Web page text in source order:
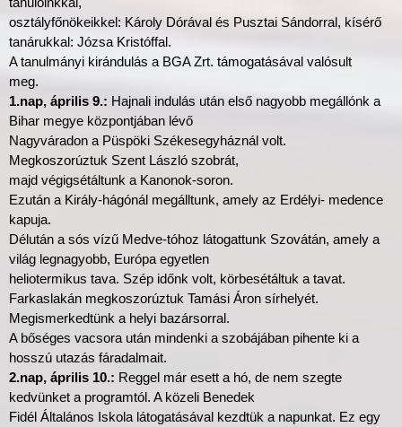
osztályfőnökeikkel: Károly Dórával és Pusztai Sándorral, kísérő
tanárukkal: Józsa Kristóffal.
A tanulmányi kirándulás a BGA Zrt. támogatásával valósult
meg.
1.nap, április 9.: Hajnali indulás után első nagyobb megállónk a
Bihar megye központjában lévő
Nagyváradon a Püspöki Székesegyháznál volt.
Megkoszorúztuk Szent László szobrát,
majd végigsétáltunk a Kanonok-soron.
Ezután a Király-hágónál megálltunk, amely az Erdélyi- medence
kapuja.
Délután a sós vízű Medve-tóhoz látogattunk Szovátán, amely a
világ legnagyobb, Európa egyetlen
heliotermikus tava. Szép időnk volt, körbesétáltuk a tavat.
Farkaslakán megkoszorúztuk Tamási Áron sírhelyét.
Megismerkedtünk a helyi bazársorral.
A bőséges vacsora után mindenki a szobájában pihente ki a
hosszú utazás fáradalmait.
2.nap, április 10.: Reggel már esett a hó, de nem szegte
kedvünket a programtól. A közeli Benedek
Fidél Általános Iskola látogatásával kezdtük a napunkat. Ez egy